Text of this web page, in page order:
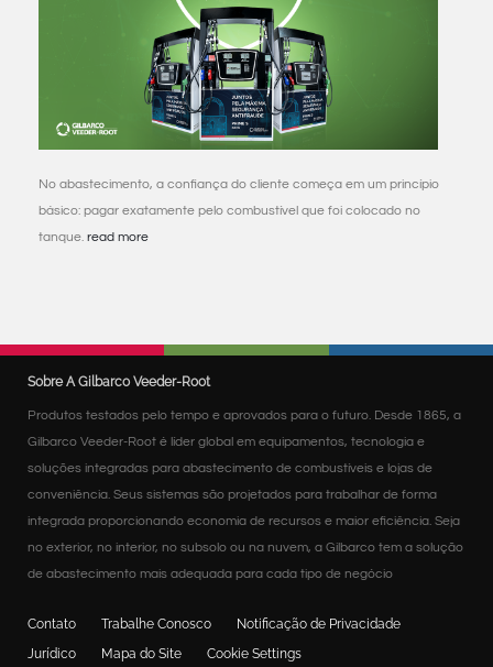
No abastecimento, a confiança do cliente começa em um princípio
básico: pagar exatamente pelo combustível que foi colocado no
tanque. read more
Sobre A Gilbarco Veeder-Root
Produtos testados pelo tempo e aprovados para o futuro. Desde 1865, a
Gilbarco Veeder-Root é líder global em equipamentos, tecnologia e
soluções integradas para abastecimento de combustíveis e lojas de
conveniência. Seus sistemas são projetados para trabalhar de forma
integrada proporcionando economia de recursos e maior eficiência. Seja
no exterior, no interior, no subsolo ou na nuvem, a Gilbarco tem a solução
de abastecimento mais adequada para cada tipo de negócio
Contato Trabalhe Conosco
Notificação de Privacidade
Jurídico
Mapa do Site
Cookie Settings